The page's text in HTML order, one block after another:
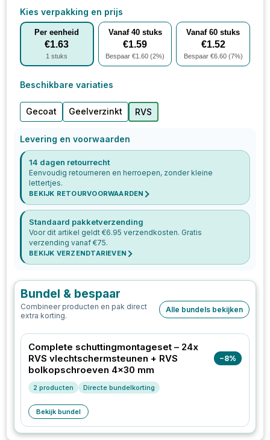
Kies verpakking en prijs
Per eenheid
€1.63
1 stuks
Vanaf 40stuks
€1.59
Bespaar €1.60 (2%)
Vanaf60 stuks
€1.52
Bespaar €6.60(7%)
Beschikbare variaties
Gecoat Geelverzinkt RVS
Levering en voorwaarden
14 dagen retourrecht
Eenvoudig retourneren en herroepen, zonder kleine
lettertjes.
BEKIJK RETOURVOORWAARDEN
Standaard pakketverzending
Voor dit artikel geldt €6.95 verzendkosten. Gratis
verzending vanaf €75.
BEKIJK VERZENDTARIEVEN
Bundel & bespaar
Combineer producten en pak direct
extra korting.
Alle bundels bekijken
Complete schuttingmontageset – 24x
RVS vlechtschermsteunen + RVS
bolkopschroeven 4x30 mm
−8%
2 producten Directe bundelkorting
Bekijk bundel